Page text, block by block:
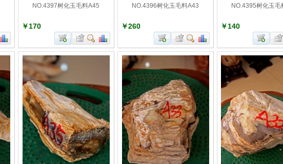
NO.4397树化玉毛料A45
￥170
NO.4396树化玉毛料A43
￥260
NO.4395树化玉毛
￥140